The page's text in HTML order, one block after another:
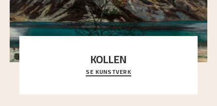
KOLLEN
Et ruvende fjell dominerer bildeflaten, og står i
sterk kontrast til det spinkle rognetreet ute
SE KUNSTVERK